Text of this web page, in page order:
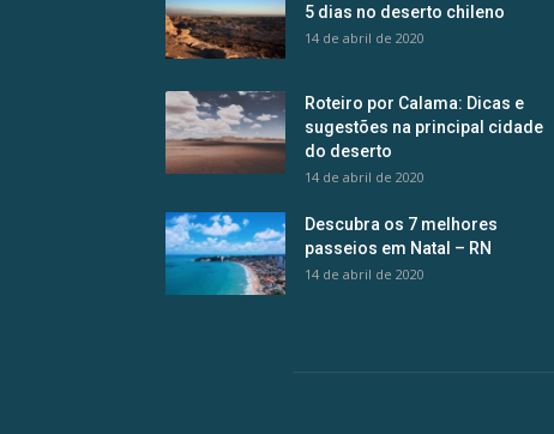
5 dias no deserto chileno
14 de abril de 2020
Roteiro por Calama: Dicas e
sugestões na principal cidade
do deserto
14 de abril de 2020
Descubra os 7 melhores
passeios em Natal – RN
14 de abril de 2020